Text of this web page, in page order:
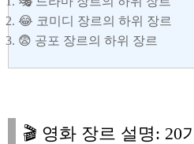
😂 코미디 장르의 하위 장르
😨 공포 장르의 하위 장르
🎬 영화 장르 설명: 20